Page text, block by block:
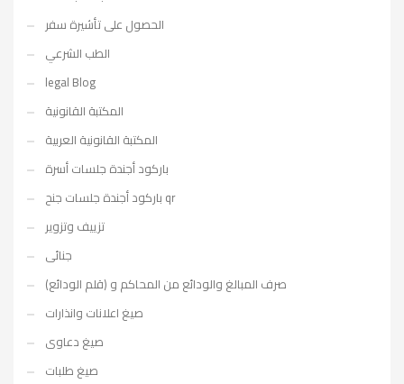
الحصول على تأشيرة سفر
الطب الشرعي
legal Blog
المكتبة القانونية
المكتبة القانونية العربية
باركود أجندة جلسات أسرة
باركود أجندة جلسات جنح qr
تزييف وتزوير
جنائى
صرف المبالغ والودائع من المحاكم و (قلم الودائع)
صيغ اعلانات وانذارات
صيغ دعاوى
صيغ طلبات